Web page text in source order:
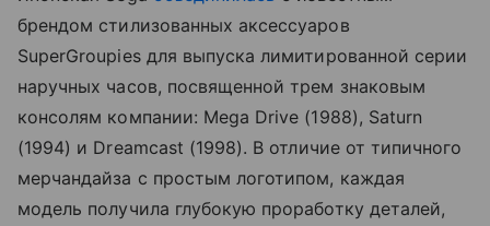
брендом стилизованных аксессуаров
SuperGroupies для выпуска лимитированной серии
наручных часов, посвященной трем знаковым
консолям компании: Mega Drive (1988), Saturn
(1994) и Dreamcast (1998). В отличие от типичного
мерчандайза с простым логотипом, каждая
модель получила глубокую проработку деталей,